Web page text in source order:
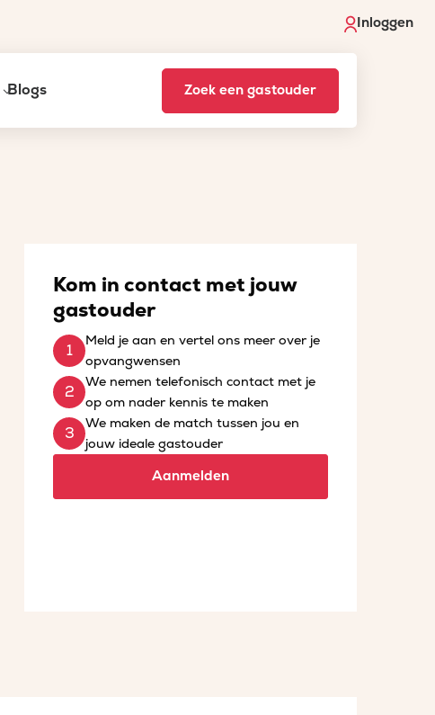
Inloggen
Blogs Zoek een gastouder
Kom in contact met jouw
gastouder
Meld je aan en vertel ons meer over je
opvangwensen
We nemen telefonisch contact met je
op om nader kennis te maken
We maken de match tussen jou en
jouw ideale gastouder
Aanmelden